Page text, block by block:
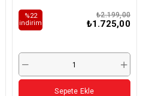
₺1.725,00
₺2.199,00
%22
i̇ndirim
Sepete Ekle